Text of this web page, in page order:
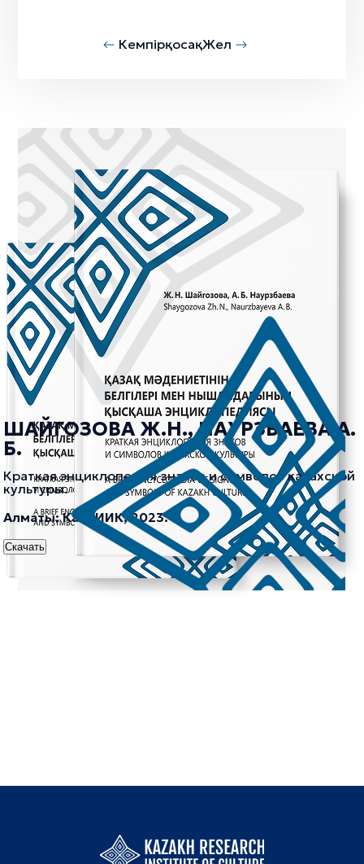
КемпірқосақЖел
ШАЙГОЗОВА Ж.Н., НАУРЗБАЕВА А.
Б.
Краткая энциклопедия знаков и символов казахской
культуры.
Алматы: КазНИИК, 2023.
Скачать